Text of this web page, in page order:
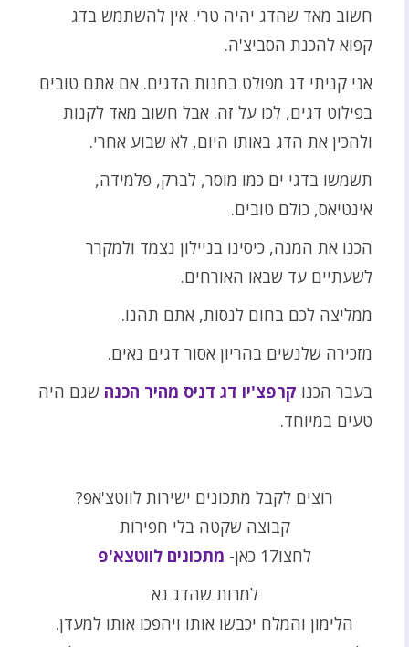
חשוב מאד שהדג יהיה טרי. אין להשתמש בדג
קפוא להכנת הסביצ'ה.
אני קניתי דג מפולט בחנות הדגים. אם אתם טובים
בפילוט דגים, לכו על זה. אבל חשוב מאד לקנות
ולהכין את הדג באותו היום, לא שבוע אחרי.
תשמשו בדגי ים כמו מוסר, לברק, פלמידה,
אינטיאס, כולם טובים.
הכנו את המנה, כיסינו בניילון נצמד ולמקרר
לשעתיים עד שבאו האורחים.
ממליצה לכם בחום לנסות, אתם תהנו.
מזכירה שלנשים בהריון אסור דגים נאים.
בעבר הכנו קרפצ'יו דג דניס מהיר הכנה שגם היה
טעים במיוחד.
רוצים לקבל מתכונים ישירות לווטצ'אפ?
קבוצה שקטה בלי חפירות
לחצו17 כאן-
מתכונים לווטצא'פ
למרות שהדג נא
הלימון והמלח יכבשו אותו ויהפכו אותו למעדן.